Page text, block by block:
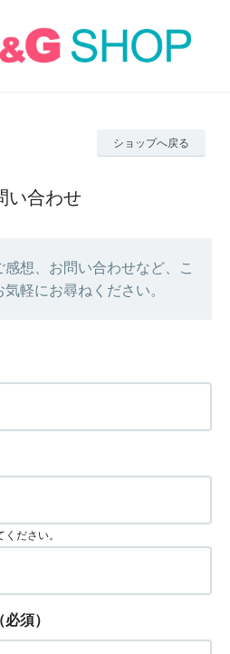
ショップへ戻る
い合わせ
想、お問い合わせなど、こ
軽にお尋ねください。
ださい。
必須）